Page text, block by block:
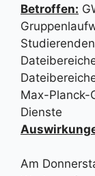
Betroffen:
Max-Planck-
Dienste
Am